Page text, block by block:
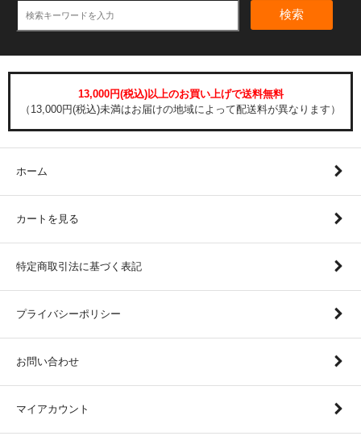
検索
13,000円(税込)以上のお買い上げで送料無料
（13,000円(税込)未満はお届けの地域によって配送料が異なります）
ホーム
カートを見る
特定商取引法に基づく表記
プライバシーポリシー
お問い合わせ
マイアカウント